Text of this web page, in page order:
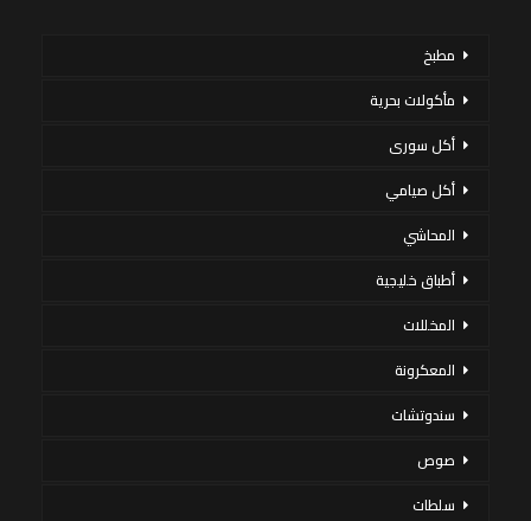
مطبخ
مأكولات بحرية
أكل سورى
أكل صيامي
المحاشي
أطباق خليجية
المخللات
المعكرونة
سندوتشات
صوص
سلطات